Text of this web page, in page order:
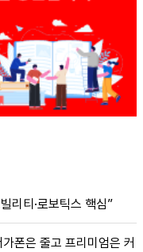
리티·로보틱스 핵심”
폰은 줄고 프리미엄은 커